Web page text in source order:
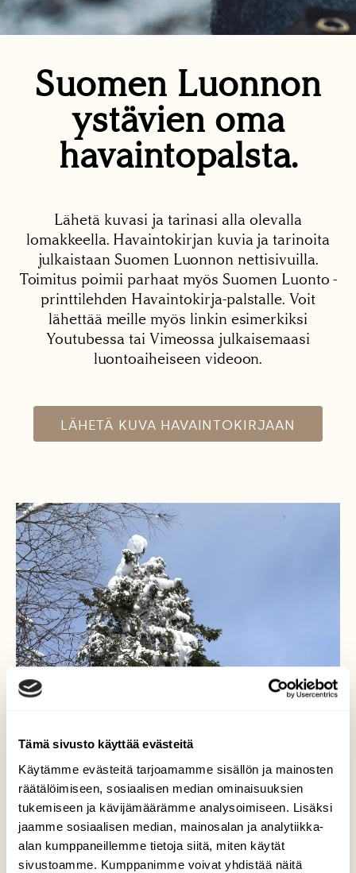
Tämä sivusto käyttää evästeitä
Käytämme evästeitä tarjoamamme sisällön ja mainosten
räätälöimiseen, sosiaalisen median ominaisuuksien
tukemiseen ja kävijämäärämme analysoimiseen. Lisäksi
jaamme sosiaalisen median, mainosalan ja analytiikka-
alan kumppaneillemme tietoja siitä, miten käytät
sivustoamme. Kumppanimme voivat yhdistää näitä
Suomen Luonnon
ystävien oma
havaintopalsta.
Lähetä kuvasi ja tarinasi alla olevalla
lomakkeella. Havaintokirjan kuvia ja tarinoita
julkaistaan Suomen Luonnon nettisivuilla.
Toimitus poimii parhaat myös Suomen Luonto -
printtilehden Havaintokirja-palstalle. Voit
lähettää meille myös linkin esimerkiksi
Youtubessa tai Vimeossa julkaisemaasi
luontoaiheiseen videoon.
LÄHETÄ KUVA HAVAINTOKIRJAAN